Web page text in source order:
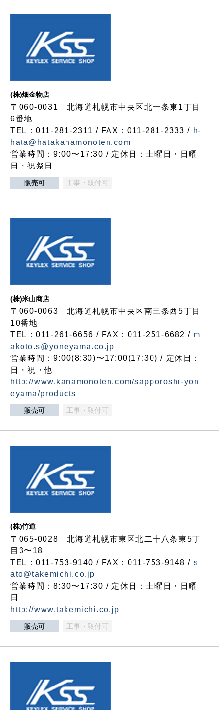
(株)畑金物店
〒060-0031 北海道札幌市中央区北一条東1丁目
6番地
TEL：011-281-2311 / FAX：011-281-2333 / h-
hata@hatakanamonoten.com
営業時間：9:00〜17:30 / 定休日：土曜日・日曜
日・祝祭日
販売可 工事・取付可
(株)米山商店
〒060-0063 北海道札幌市中央区南三条西5丁目
10番地
TEL：011-261-6656 / FAX：011-251-6682 / m
akoto.s@yoneyama.co.jp
営業時間：9:00(8:30)〜17:00(17:30) / 定休日：
日・祝・他
http://www.kanamonoten.com/sapporoshi-yon
eyama/products
販売可 工事・取付可
(株)竹道
〒065-0028 北海道札幌市東区北二十八条東5丁
目3〜18
TEL：011-753-9140 / FAX：011-753-9148 / s
ato@takemichi.co.jp
営業時間：8:30〜17:30 / 定休日：土曜日・日曜
日
http://www.takemichi.co.jp
販売可 工事・取付可